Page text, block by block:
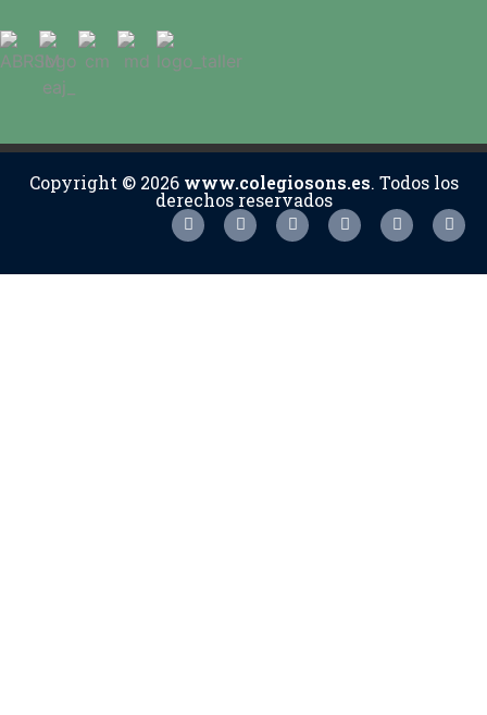
Copyright © 2026 www.colegiosons.es. Todos los
derechos reservados